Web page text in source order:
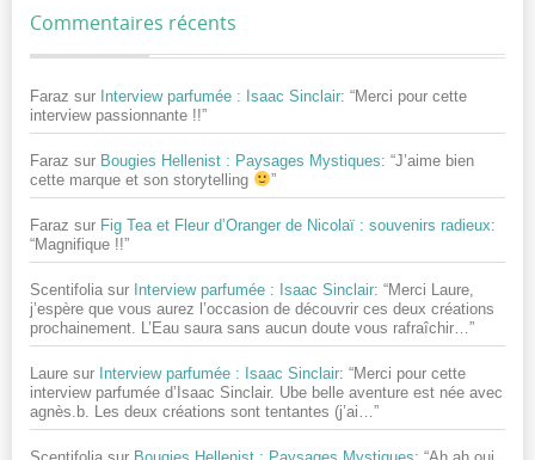
Commentaires récents
Faraz sur Interview parfumée : Isaac Sinclair: “Merci pour cette
interview passionnante !!”
Faraz sur Bougies Hellenist : Paysages Mystiques: “J’aime bien
cette marque et son storytelling
”
Faraz sur Fig Tea et Fleur d’Oranger de Nicolaï : souvenirs radieux:
“Magnifique !!”
Scentifolia sur Interview parfumée : Isaac Sinclair: “Merci Laure,
j’espère que vous aurez l’occasion de découvrir ces deux créations
prochainement. L’Eau saura sans aucun doute vous rafraîchir… ”
Laure sur Interview parfumée : Isaac Sinclair: “Merci pour cette
interview parfumée d’Isaac Sinclair. Ube belle aventure est née avec
agnès.b. Les deux créations sont tentantes (j’ai…”